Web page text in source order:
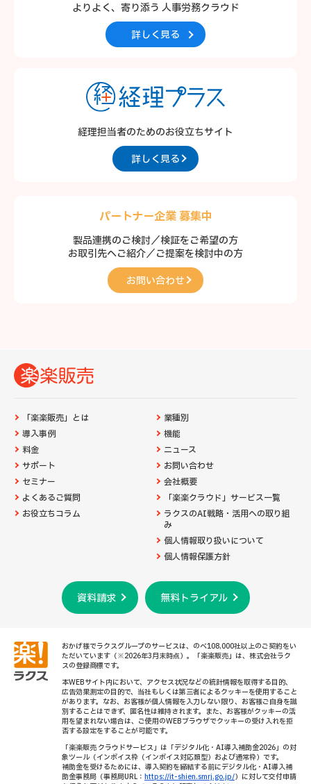
よりよく、寄り添う 人事労務クラウド
詳しく見る
経理担当者のためのお役立ちサイト
詳しく見る
パートナー企業 募集中
製品連携のご検討／検証をご希望の方
お取引先へご紹介／ご提案を検討中の方
お問い合わせ
「楽楽販売」とは
導入事例
料金
サポート
セミナー
よくあるご質問
お役立ちコラム
業種別
機能
ニュース
お問い合わせ
会社概要
「楽楽クラウド」サービス一覧
ラクスのAI戦略・活用への取り組
み
個人情報取り扱いについて
個人情報保護方針
資料請求 無料トライアル
おかげ様でラクスグループのサービスは、のべ108,000社以上のご契約をい
ただいています（※2026年3月末時点）。「楽楽販売」は、株式会社ラク
スの登録商標です。
本WEBサイト内において、アクセス状況などの統計情報を取得する目的、
広告効果測定の目的で、当社もしくは第三者によるクッキーを使用すること
があります。なお、お客様が個人情報を入力しない限り、お客様ご自身を識
別することはできず、匿名性は維持されます。また、お客様がクッキーの活
用を望まれない場合は、ご使用のWEBブラウザでクッキーの受け入れを拒
否する設定をすることが可能です。
「楽楽販売 クラウドサービス」は「デジタル化・AI導入補助金2026」の対
象ツール（インボイス枠（インボイス対応類型）および通常枠）です。
補助金を受けるためには、導入契約を締結する前にデジタル化・AI導入補
助金事務局（事務局URL： https://it-shien.smrj.go.jp/）に対して交付申請